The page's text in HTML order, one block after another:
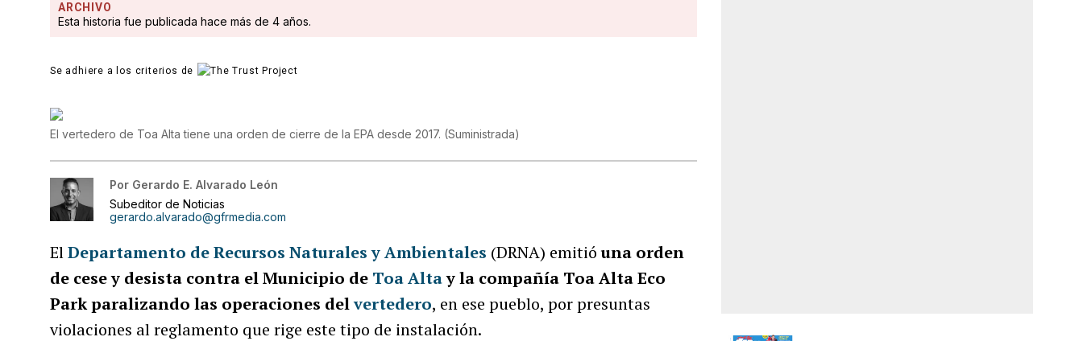
ARCHIVO
Esta historia fue publicada hace más de 4 años.
Se adhiere a los criterios de
El vertedero de Toa Alta tiene una orden de cierre de la EPA desde 2017. (Suministrada)
Por Gerardo E. Alvarado León
Subeditor de Noticias
gerardo.alvarado@gfrmedia.com
ElDepartamento de Recursos Naturales y Ambientales (DRNA) emitióuna orden
de cese y desista contra el Municipio de Toa Altay la compañía Toa Alta Eco
Park paralizando las operaciones delvertedero, en ese pueblo, por presuntas
violaciones al reglamento que rige este tipo de instalación.